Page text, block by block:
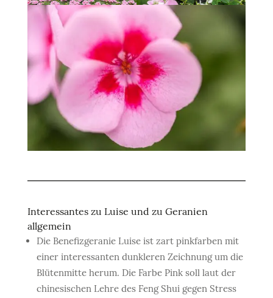
Interessantes zu Luise und zu Geranien
allgemein
Die Benefizgeranie Luise ist zart pinkfarben mit
einer interessanten dunkleren Zeichnung um die
Blütenmitte herum. Die Farbe Pink soll laut der
chinesischen Lehre des Feng Shui gegen Stress